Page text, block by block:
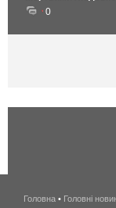
0
Головна • Головні